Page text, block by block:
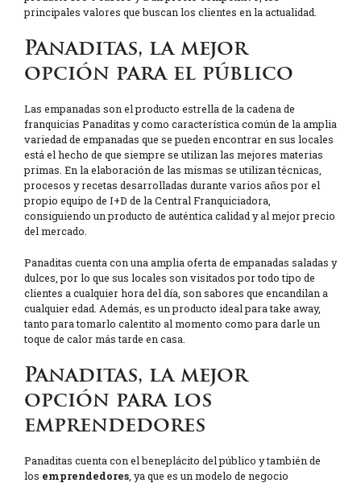
principales valores que buscan los clientes en la actualidad.
Panaditas, la mejor
opción para el público
Las empanadas son el producto estrella de la cadena de
franquicias Panaditas y como característica común de la amplia
variedad de empanadas que se pueden encontrar en sus locales
está el hecho de que siempre se utilizan las mejores materias
primas. En la elaboración de las mismas se utilizan técnicas,
procesos y recetas desarrolladas durante varios años por el
propio equipo de I+D de la Central Franquiciadora,
consiguiendo un producto de auténtica calidad y al mejor precio
del mercado.
Panaditas cuenta con una amplia oferta de empanadas saladas y
dulces, por lo que sus locales son visitados por todo tipo de
clientes a cualquier hora del día, son sabores que encandilan a
cualquier edad. Además, es un producto ideal para take away,
tanto para tomarlo calentito al momento como para darle un
toque de calor más tarde en casa.
Panaditas, la mejor
opción para los
emprendedores
Panaditas cuenta con el beneplácito del público y también de
los emprendedores , ya que es un modelo de negocio